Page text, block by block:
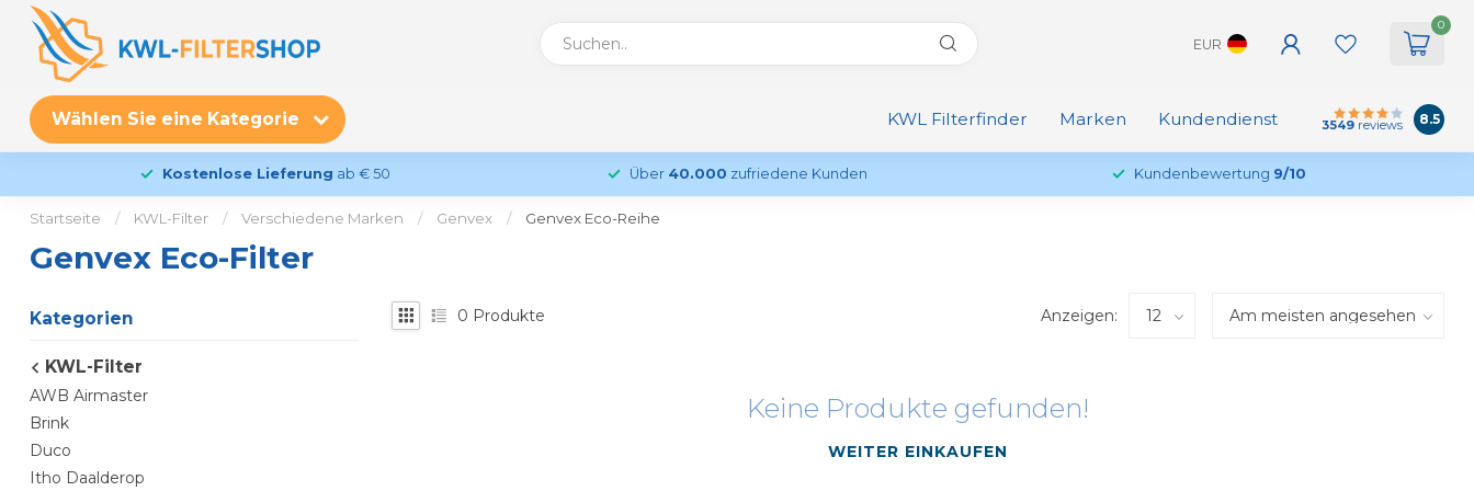
EUR
0
Wählen Sie eine Kategorie KWL Filterfinder Marken Kundendienst 3549 reviews 8.5
Kostenlose Lieferung ab € 50 Über 40.000 zufriedene Kunden Kundenbewertung 9/10
Startseite / KWL-Filter / Verschiedene Marken / Genvex / Genvex Eco-Reihe
Genvex Eco-Filter
Kategorien
KWL-Filter
AWB Airmaster
Brink
Duco
Itho Daalderop
0 Produkte Anzeigen:
Keine Produkte gefunden!
WEITER EINKAUFEN